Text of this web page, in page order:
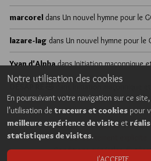
marcorel dans Un nouvel hymne pour le
lazare-lag dans Un nouvel hymne pour le
Yvan d'AlphadansInitiation maçonnique
Cookies
Politique de
Consentement explicite
Conditions générales
Notre utilisation des cookies
En poursuivant votre navigation sur ce
l’utilisation de traceurs et cookies pour
meilleure expérience de visite et
statistiques de visites.